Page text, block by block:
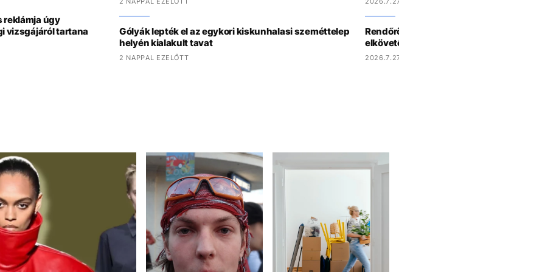
reklámja úgy
vizsgájáról tartana
Gólyák lepték el az egykori kiskunhalasi szeméttelep
helyén kialakult tavat
2 NAPPAL EZELŐTT
Rendőrök lőtték le a berlini Pride elleni
elkövetőjét
2026.7.27 8:52